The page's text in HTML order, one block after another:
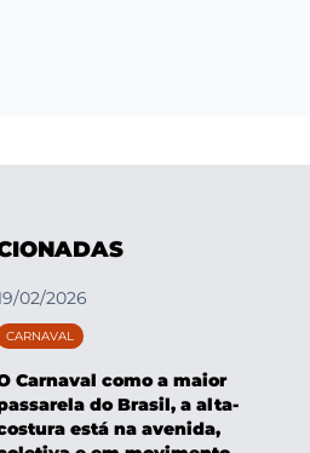
02/2026
CARNAVAL
Carnaval como a maior
do Brasil, a alta-
está na avenida,